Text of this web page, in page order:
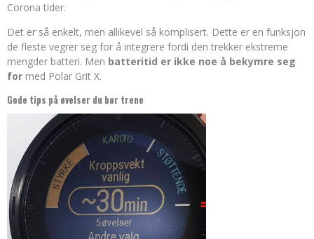
Corona tider.
Det er så enkelt, men allikevel så komplisert. Dette er en funksjon
de fleste vegrer seg for å integrere fordi den trekker ekstreme
mengder batteri. Men batteritid er ikke noe å bekymre seg
for med Polar Grit X.
Gode tips på øvelser du bør trene